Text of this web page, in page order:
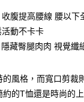
腹提高腰線 腰以下
動不卡卡
藏臀腿肉肉 視覺纖
風格，而寬口剪裁
約的T恤還是時尚的